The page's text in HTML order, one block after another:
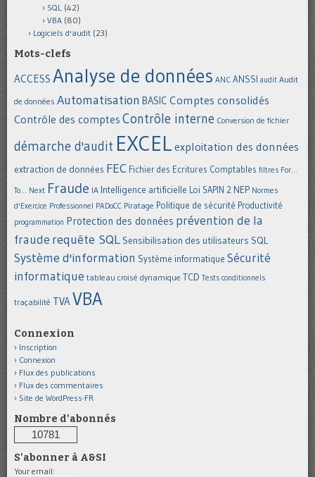
SQL (42)
VBA (80)
Logiciels d'audit (23)
Mots-clefs
ACCESS Analyse de données ANC ANSSI audit Audit
de données Automatisation BASIC Comptes consolidés
Contrôle des comptes Contrôle interne Conversion de fichier
démarche d'audit EXCEL exploitation des données
extraction de données FEC Fichier des Ecritures Comptables filtres For...
To... Next Fraude IA Intelligence artificielle Loi SAPIN 2 NEP Normes
d'Exercice Professionnel PADoCC Piratage Politique de sécurité Productivité
programmation Protection des données prévention de la
fraude requête SQL Sensibilisation des utilisateurs SQL
Système d'information Système informatique Sécurité
informatique tableau croisé dynamique TCD Tests conditionnels
traçabilité TVAVBA
Connexion
Inscription
Connexion
Flux des publications
Flux des commentaires
Site de WordPress-FR
Nombre d'abonnés
10781
S'abonner à A&SI
Your email: